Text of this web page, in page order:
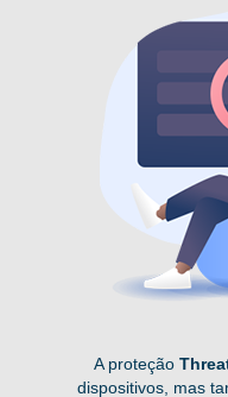
A proteção
dispositivos, mas